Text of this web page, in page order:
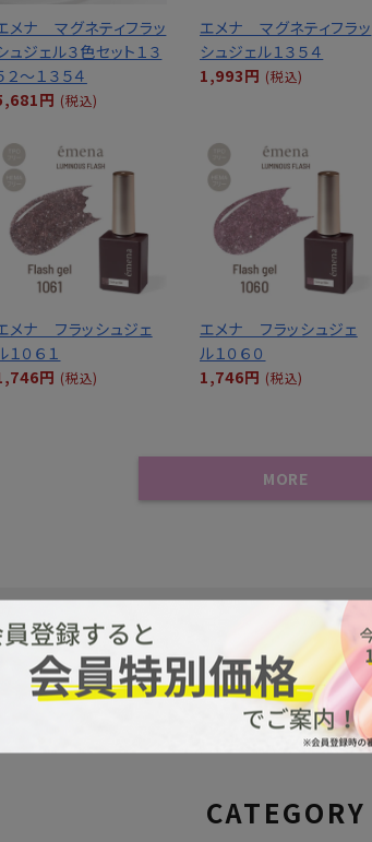
メナ マグネティフラッ
ュジェル３色セット１３
２～１３５４
円 (税込)
エメナ マグネティフラッ
シュジェル１３５４
1,993円 (税込)
メナ フラッシュジェ
１０６１
円 (税込)
エメナ フラッシュジェ
ル１０６０
1,746円 (税込)
MORE
気キーワード 筆・ブラシ コスメ カラーEX
CATEGORY